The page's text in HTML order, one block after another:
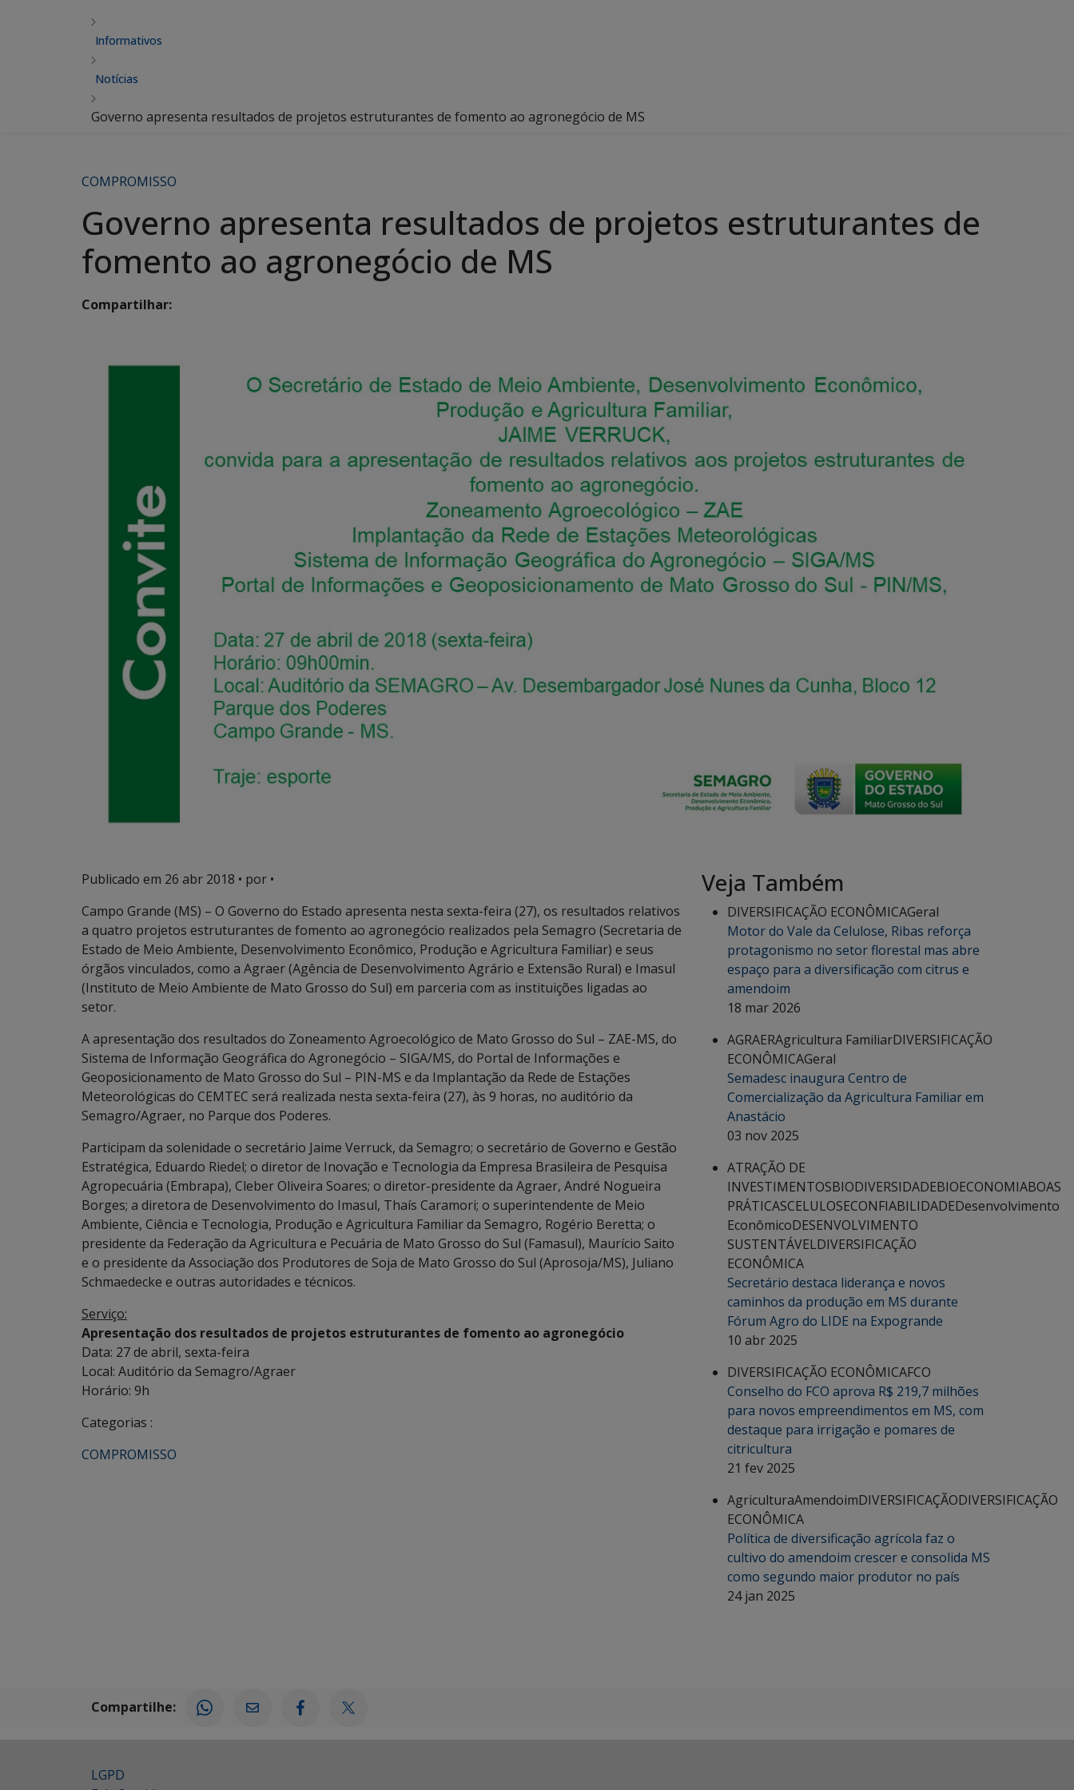
Informativos
Notícias
Governo apresenta resultados de projetos estruturantes de fomento ao agronegócio de MS
COMPROMISSO
Governo apresenta resultados de projetos estruturantes de
fomento ao agronegócio de MS
Compartilhar:
Publicado em 26 abr 2018 • por •
Campo Grande (MS) – O Governo do Estado apresenta nesta sexta-feira (27), os resultados relativos
a quatro projetos estruturantes de fomento ao agronegócio realizados pela Semagro (Secretaria de
Estado de Meio Ambiente, Desenvolvimento Econômico, Produção e Agricultura Familiar) e seus
órgãos vinculados, como a Agraer (Agência de Desenvolvimento Agrário e Extensão Rural) e Imasul
(Instituto de Meio Ambiente de Mato Grosso do Sul) em parceria com as instituições ligadas ao
setor.
A apresentação dos resultados do Zoneamento Agroecológico de Mato Grosso do Sul – ZAE-MS, do
Sistema de Informação Geográfica do Agronegócio – SIGA/MS, do Portal de Informações e
Geoposicionamento de Mato Grosso do Sul – PIN-MS e da Implantação da Rede de Estações
Meteorológicas do CEMTEC será realizada nesta sexta-feira (27), às 9 horas, no auditório da
Semagro/Agraer, no Parque dos Poderes.
Participam da solenidade o secretário Jaime Verruck, da Semagro; o secretário de Governo e Gestão
Estratégica, Eduardo Riedel; o diretor de Inovação e Tecnologia da Empresa Brasileira de Pesquisa
Agropecuária (Embrapa), Cleber Oliveira Soares; o diretor-presidente da Agraer, André Nogueira
Borges; a diretora de Desenvolvimento do Imasul, Thaís Caramori; o superintendente de Meio
Ambiente, Ciência e Tecnologia, Produção e Agricultura Familiar da Semagro, Rogério Beretta; o
presidente da Federação da Agricultura e Pecuária de Mato Grosso do Sul (Famasul), Maurício Saito
e o presidente da Associação dos Produtores de Soja de Mato Grosso do Sul (Aprosoja/MS), Juliano
Schmaedecke e outras autoridades e técnicos.
Serviço:
Apresentação dos resultados de projetos estruturantes de fomento ao agronegócio
Data: 27 de abril, sexta-feira
Local: Auditório da Semagro/Agraer
Horário: 9h
Categorias :
COMPROMISSO
Veja Também
DIVERSIFICAÇÃO ECONÔMICAGeral
Motor do Vale da Celulose, Ribas reforça
protagonismo no setor florestal mas abre
espaço para a diversificação com citrus e
amendoim
18 mar 2026
AGRAERAgricultura FamiliarDIVERSIFICAÇÃO
ECONÔMICAGeral
Semadesc inaugura Centro de
Comercialização da Agricultura Familiar em
Anastácio
03 nov 2025
ATRAÇÃO DE
INVESTIMENTOSBIODIVERSIDADEBIOECONOMIABOAS
PRÁTICASCELULOSECONFIABILIDADEDesenvolvimento
EconômicoDESENVOLVIMENTO
SUSTENTÁVELDIVERSIFICAÇÃO
ECONÔMICA
Secretário destaca liderança e novos
caminhos da produção em MS durante
Fórum Agro do LIDE na Expogrande
10 abr 2025
DIVERSIFICAÇÃO ECONÔMICAFCO
Conselho do FCO aprova R$ 219,7 milhões
para novos empreendimentos em MS, com
destaque para irrigação e pomares de
citricultura
21 fev 2025
AgriculturaAmendoimDIVERSIFICAÇÃODIVERSIFICAÇÃO
ECONÔMICA
Política de diversificação agrícola faz o
cultivo do amendoim crescer e consolida MS
como segundo maior produtor no país
24 jan 2025
Compartilhe:
LGPD